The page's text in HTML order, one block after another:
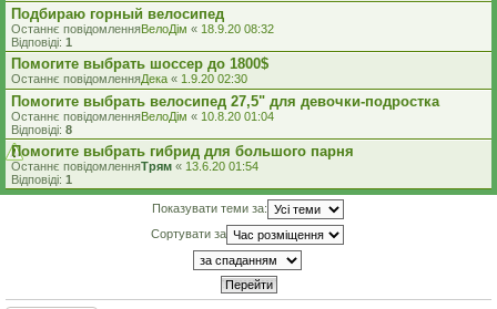
Подбираю горный велосипед
Останнє повідомленняВелоДім « 18.9.20 08:32
Відповіді: 1
Помогите выбрать шоссер до 1800$
Останнє повідомленняДека « 1.9.20 02:30
Помогите выбрать велосипед 27,5" для девочки-подростка
Останнє повідомленняВелоДім « 10.8.20 01:04
Відповіді: 8
Помогите выбрать гибрид для большого парня
Останнє повідомленняТрям « 13.6.20 01:54
Відповіді: 1
Показувати теми за:
Сортувати за